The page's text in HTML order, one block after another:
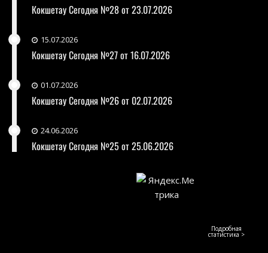
Кокшетау Сегодня №28 от 23.07.2026
15.07.2026
Кокшетау Сегодня №27 от 16.07.2026
01.07.2026
Кокшетау Сегодня №26 от 02.07.2026
24.06.2026
Кокшетау Сегодня №25 от 25.06.2026
Подробная
статистика >